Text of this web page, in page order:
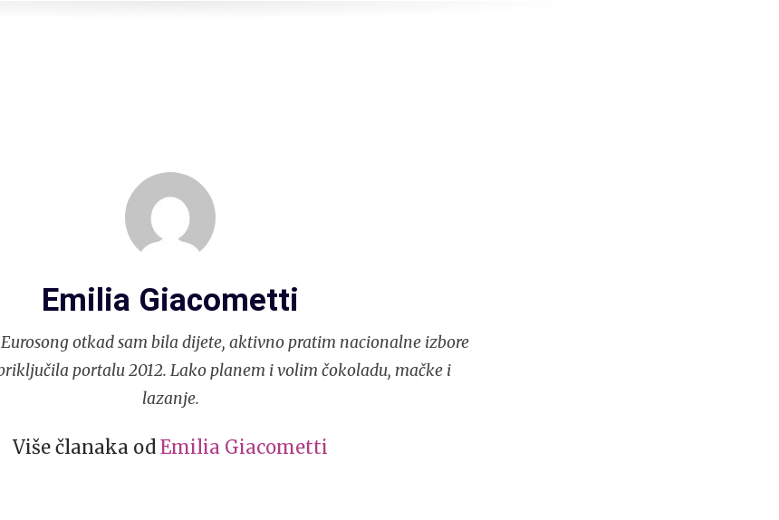
Emilia Giacometti
otkad sam bila dijete, aktivno pratim nacionalne izbore
portalu 2012. Lako planem i volim čokoladu, mačke i
lazanje.
Više članaka od Emilia Giacometti